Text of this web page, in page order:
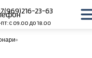
23-63
с 09.00 до 18.00